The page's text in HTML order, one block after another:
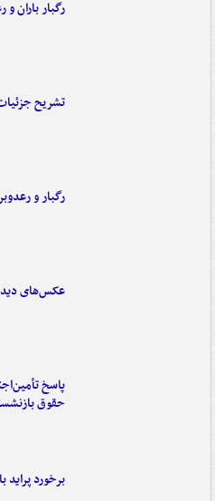
رگبار باران
تشریح
رگبار و
عکس‌های
پاسخ
حقوق
برخورد پراید با تیر برق ۲